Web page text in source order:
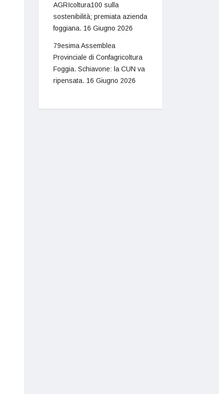
AGRIcoltura100 sulla
sostenibilità; premiata azienda
foggiana. 16 Giugno 2026
79esima Assemblea
Provinciale di Confagricoltura
Foggia. Schiavone: la CUN va
ripensata. 16 Giugno 2026